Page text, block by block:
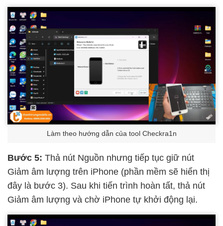
Làm theo hướng dẫn của tool Checkra1n
Bước 5: Thả nút Nguồn nhưng tiếp tục giữ nút
Giảm âm lượng trên iPhone (phần mềm sẽ hiển thị
đây là bước 3). Sau khi tiến trình hoàn tất, thả nút
Giảm âm lượng và chờ iPhone tự khởi động lại.